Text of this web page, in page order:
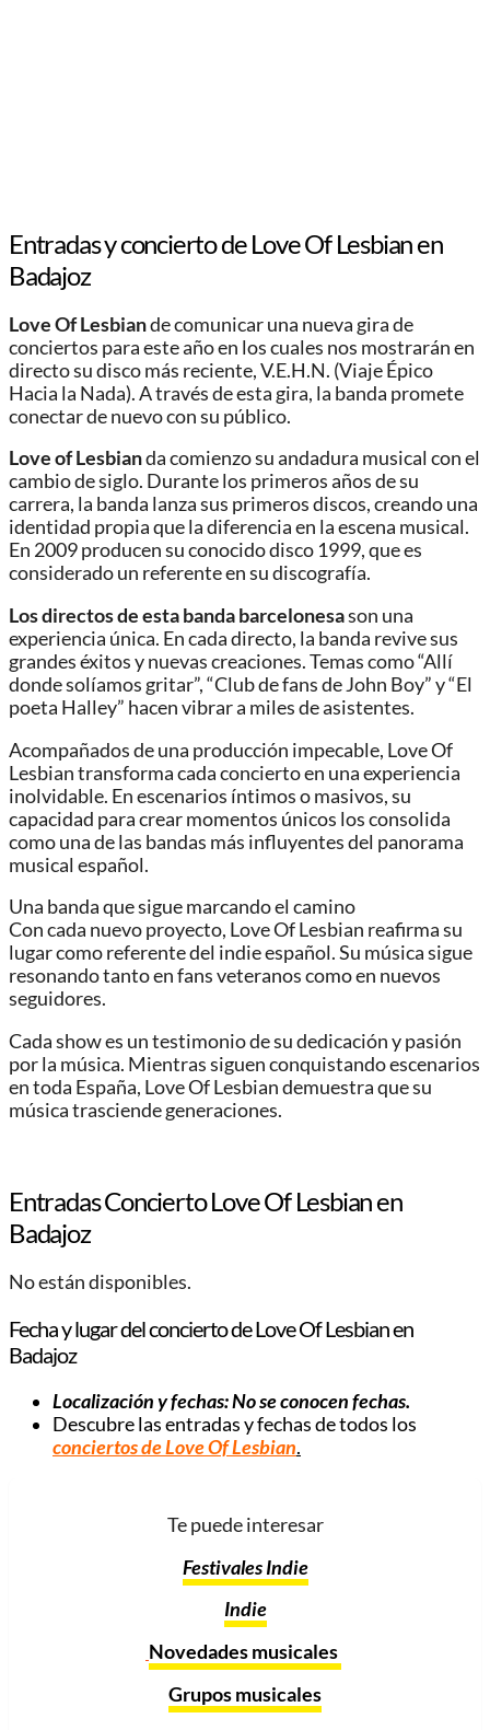
Entradas y concierto de Love Of Lesbian en
Badajoz
Love Of Lesbiande comunicar una nueva gira de
conciertos para este año en los cuales nos mostrarán en
directo su disco más reciente, V.E.H.N. (Viaje Épico
Hacia la Nada). A través de esta gira, la banda promete
conectar de nuevo con su público.
Love of Lesbianda comienzo su andadura musical con el
cambio de siglo. Durante los primeros años de su
carrera, la banda lanza sus primeros discos, creando una
identidad propia que la diferencia en la escena musical.
En 2009 producen su conocido disco 1999, que es
considerado un referente en su discografía.
Los directos de esta banda barcelonesason una
experiencia única. En cada directo, la banda revive sus
grandes éxitos y nuevas creaciones. Temas como “Allí
donde solíamos gritar”, “Club de fans de John Boy” y “El
poeta Halley” hacen vibrar a miles de asistentes.
Acompañados de una producción impecable, Love Of
Lesbian transforma cada concierto en una experiencia
inolvidable. En escenarios íntimos o masivos, su
capacidad para crear momentos únicos los consolida
como una de las bandas más influyentes del panorama
musical español.
Una banda que sigue marcando el camino
Con cada nuevo proyecto, Love Of Lesbian reafirma su
lugar como referente del indie español. Su música sigue
resonando tanto en fans veteranos como en nuevos
seguidores.
Cada show es un testimonio de su dedicación y pasión
por la música. Mientras siguen conquistando escenarios
en toda España, Love Of Lesbian demuestra que su
música trasciende generaciones.
Entradas Concierto Love Of Lesbian en
Badajoz
No están disponibles.
Fecha y lugar del concierto de Love Of Lesbian en
Badajoz
Localización y fechas: No se conocen fechas.
Descubre las entradas y fechas de todos los
conciertos de Love Of Lesbian.
Te puede interesar
Festivales Indie
Indie
Novedades musicales
Grupos musicales